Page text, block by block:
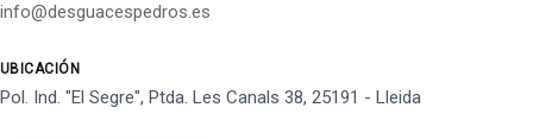
info@desguacespedros.es
UBICACIÓN
Pol. Ind. "El Segre", Ptda. Les Canals 38, 25191 - Lleida